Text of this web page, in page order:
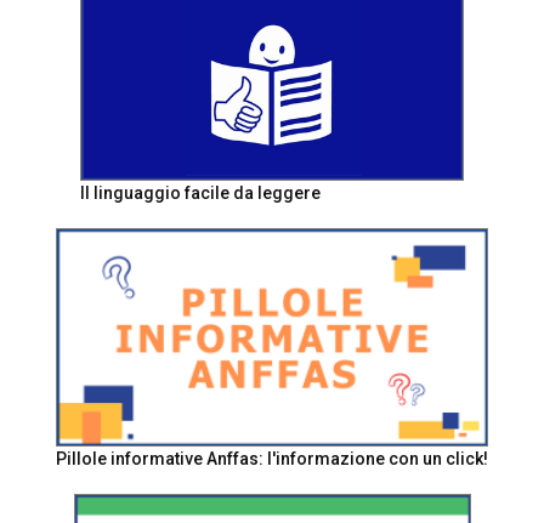
Il linguaggio facile da leggere
Pillole informative Anffas: l'informazione con un click!